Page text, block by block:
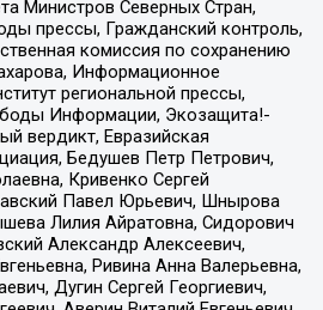
Министров Северных Стран,
прессы, Гражданский контроль,
комиссия по сохранению
Информационное
региональной прессы,
Информации, Экозащита!-
вердикт, Евразийская
Бедушев Петр Петрович,
Кривенко Сергей
Павел Юрьевич, Шнырова
Лилия Айратовна, Сидорович
Александр Алексеевич,
Ривина Анна Валерьевна,
Дугин Сергей Георгиевич,